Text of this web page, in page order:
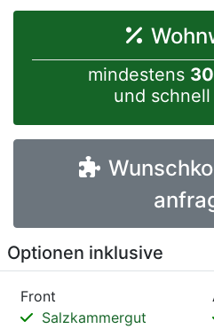
mindestens
und
Optionen inklusive
Front
Salzkammergut